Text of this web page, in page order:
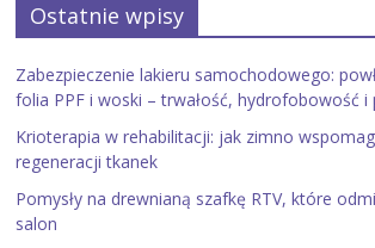
Ostatnie wpisy
Zabezpieczenie lakieru samochodowego:
folia PPF i woski – trwałość, hydrofobowość i
Krioterapia w rehabilitacji: jak zimno
regeneracji tkanek
Pomysły na drewnianą szafkę RTV, które
salon